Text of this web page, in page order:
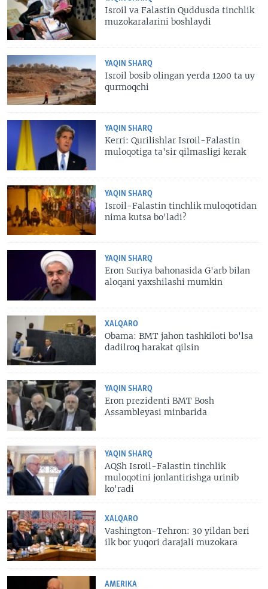
Isroil va Falastin Quddusda tinchlik
muzokaralarini boshlaydi
YAQIN SHARQ
Isroil bosib olingan yerda 1200 ta uy
qurmoqchi
YAQIN SHARQ
Kerri: Qurilishlar Isroil-Falastin
muloqotiga ta'sir qilmasligi kerak
YAQIN SHARQ
Isroil-Falastin tinchlik muloqotidan
nima kutsa bo'ladi?
YAQIN SHARQ
Eron Suriya bahonasida G'arb bilan
aloqani yaxshilashi mumkin
XALQARO
Obama: BMT jahon tashkiloti bo'lsa
dadilroq harakat qilsin
YAQIN SHARQ
Eron prezidenti BMT Bosh
Assambleyasi minbarida
YAQIN SHARQ
AQSh Isroil-Falastin tinchlik
muloqotini jonlantirishga urinib
ko'radi
XALQARO
Vashington-Tehron: 30 yildan beri
ilk bor yuqori darajali muzokara
AMERIKA